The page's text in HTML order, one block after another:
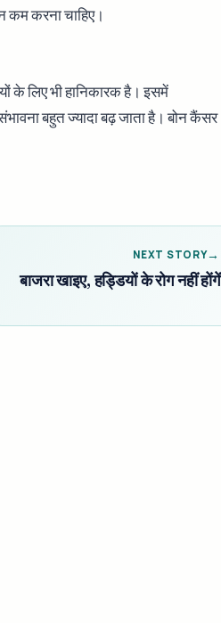
करना चाहिए।
के लिए भी हानिकारक है। इसमें
बहुत ज्यादा बढ़ जाता है। बोन कैंसर
NEXT STORY
बाजरा खाइए, हड्डियों के रोग नहीं होंगें